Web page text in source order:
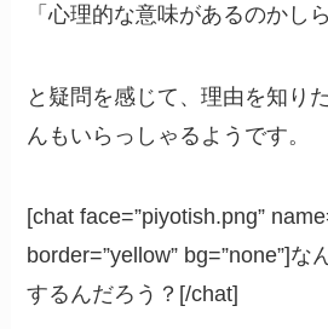
「心理的な意味があるのかしら
と疑問を感じて、理由を知り
んもいらっしゃるようです。
[chat face=”piyotish.png”
border=”yellow” bg=”none”]
するんだろう？[/chat]